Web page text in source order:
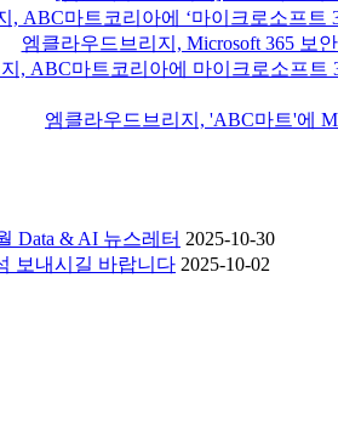
, ABC마트코리아에 ‘마이크로소프트
엠클라우드브리지, Microsoft 365 보
, ABC마트코리아에 마이크로소프트
엠클라우드브리지, 'ABC마트'에
Data & AI 뉴스레터 2025-10-30
보내시길 바랍니다 2025-10-02